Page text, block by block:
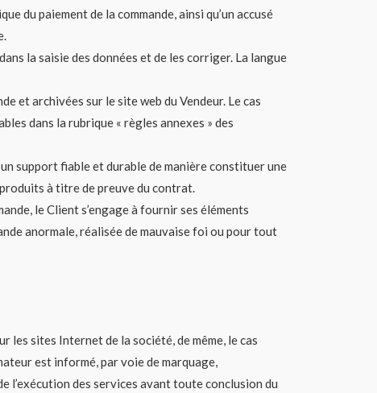
du paiement de la commande, ainsi qu’un accusé
la saisie des données et de les corriger. La langue
et archivées sur le site web du Vendeur. Le cas
dans la rubrique « règles annexes » des
support fiable et durable de manière constituer une
à titre de preuve du contrat.
le Client s’engage à fournir ses éléments
anormale, réalisée de mauvaise foi ou pour tout
les sites Internet de la société, de même, le cas
est informé, par voie de marquage,
l’exécution des services avant toute conclusion du